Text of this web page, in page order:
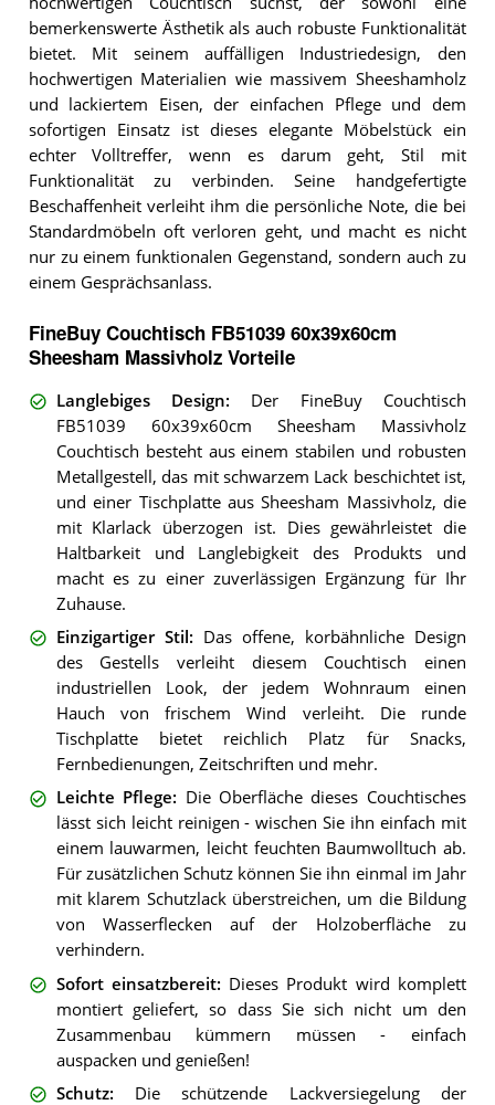
bemerkenswerte Ästhetik als auch robuste Funktionalität
bietet. Mit seinem auffälligen Industriedesign, den
hochwertigen Materialien wie massivem Sheeshamholz
und lackiertem Eisen, der einfachen Pflege und dem
sofortigen Einsatz ist dieses elegante Möbelstück ein
echter Volltreffer, wenn es darum geht, Stil mit
Funktionalität zu verbinden. Seine handgefertigte
Beschaffenheit verleiht ihm die persönliche Note, die bei
Standardmöbeln oft verloren geht, und macht es nicht
nur zu einem funktionalen Gegenstand, sondern auch zu
einem Gesprächsanlass.
FineBuy Couchtisch FB51039 60x39x60cm
Sheesham Massivholz Vorteile
Langlebiges Design: Der FineBuy Couchtisch
FB51039 60x39x60cm Sheesham Massivholz
Couchtisch besteht aus einem stabilen und robusten
Metallgestell, das mit schwarzem Lack beschichtet ist,
und einer Tischplatte aus Sheesham Massivholz, die
mit Klarlack überzogen ist. Dies gewährleistet die
Haltbarkeit und Langlebigkeit des Produkts und
macht es zu einer zuverlässigen Ergänzung für Ihr
Zuhause.
Einzigartiger Stil : Das offene, korbähnliche Design
des Gestells verleiht diesem Couchtisch einen
industriellen Look, der jedem Wohnraum einen
Hauch von frischem Wind verleiht. Die runde
Tischplatte bietet reichlich Platz für Snacks,
Fernbedienungen, Zeitschriften und mehr.
Leichte Pflege: Die Oberfläche dieses Couchtisches
lässt sich leicht reinigen - wischen Sie ihn einfach mit
einem lauwarmen, leicht feuchten Baumwolltuch ab.
Für zusätzlichen Schutz können Sie ihn einmal im Jahr
mit klarem Schutzlack überstreichen, um die Bildung
von Wasserflecken auf der Holzoberfläche zu
verhindern.
Sofort einsatzbereit: Dieses Produkt wird komplett
montiert geliefert, so dass Sie sich nicht um den
Zusammenbau kümmern müssen - einfach
auspacken und genießen!
Schutz: Die schützende Lackversiegelung der